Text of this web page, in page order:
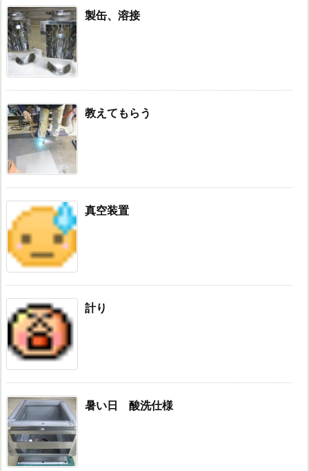
製缶、溶接
教えてもらう
真空装置
計り
暑い日 酸洗仕様